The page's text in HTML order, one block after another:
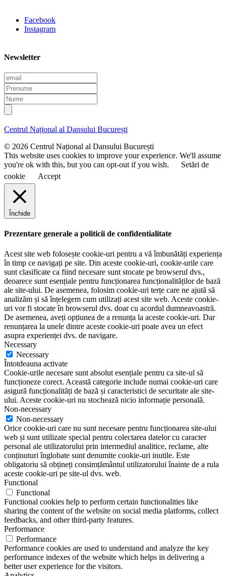
Facebook
Instagram
Newsletter
E
m
a
i
l
P
r
e
n
m
N
u
m
e
Centrul Național al Dansului București
© 2026 Centrul Național al Dansului București
This website uses cookies to improve your experience. We'll assume
you're ok with this, but you can opt-out if you wish.
Setări de
cookie
Accept
Închide
Prezentare generale a politicii de confidentialitate
Acest site web folosește cookie-uri pentru a vă îmbunătăți experiența
în timp ce navigați pe site. Din aceste cookie-uri, cookie-urile care
sunt clasificate ca fiind necesare sunt stocate pe browserul dvs.,
deoarece sunt esențiale pentru funcționarea funcționalităților de bază
ale site-ului. De asemenea, folosim cookie-uri terțe care ne ajută să
analizăm și să înțelegem cum utilizați acest site web. Aceste cookie-
uri vor fi stocate în browserul dvs. doar cu acordul dumneavoastră.
De asemenea, aveți opțiunea de a renunța la aceste cookie-uri. Dar
renunțarea la unele dintre aceste cookie-uri poate avea un efect
asupra experienței dvs. de navigare.
Necessary
Necessary
Întotdeauna activate
Cookie-urile necesare sunt absolut esențiale pentru ca site-ul să
funcționeze corect. Această categorie include numai cookie-uri care
asigură funcționalități de bază și caracteristici de securitate ale site-
ului. Aceste cookie-uri nu stochează nicio informație personală.
Non-necessary
Non-necessary
Orice cookie-uri care nu sunt necesare pentru funcționarea site-ului
web și sunt utilizate special pentru colectarea datelor cu caracter
personal ale utilizatorului prin intermediul analitice, reclame, alte
conținuturi înglobate sunt denumite cookie-uri inutile. Este
obligatoriu să obțineți consimțământul utilizatorului înainte de a rula
aceste cookie-uri pe site-ul dvs. web.
Functional
Functional
Functional cookies help to perform certain functionalities like
sharing the content of the website on social media platforms, collect
feedbacks, and other third-party features.
Performance
Performance
Performance cookies are used to understand and analyze the key
performance indexes of the website which helps in delivering a
better user experience for the visitors.